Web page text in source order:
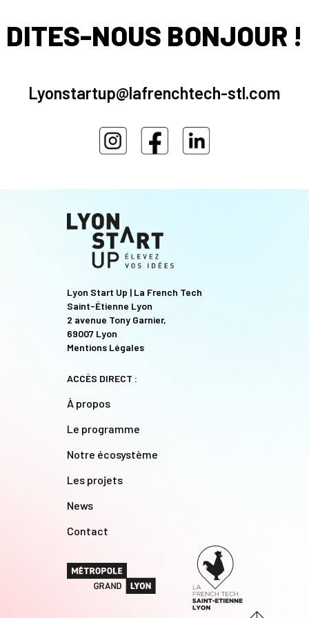
DITES-NOUS BONJOUR !
Lyonstartup@lafrenchtech-stl.com
Lyon Start Up | La French Tech
Saint-Étienne Lyon
2 avenue Tony Garnier,
69007 Lyon
Mentions Légales
ACCÈS DIRECT :
À propos
Le programme
Notre écosystème
Les projets
News
Contact